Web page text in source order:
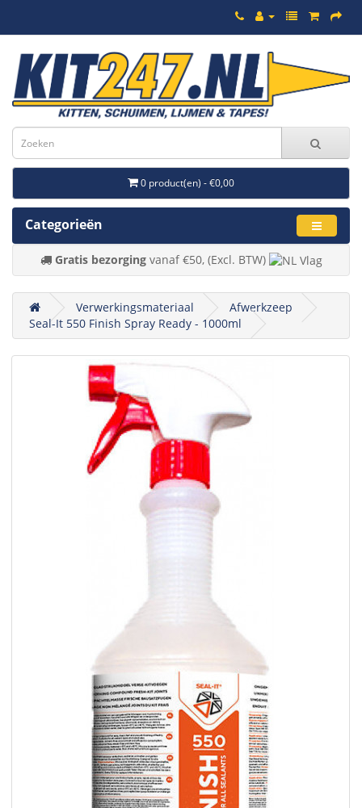
0 product(en) - €0,00
Categorieën
Gratis bezorgingvanaf €50, (Excl. BTW)
Verwerkingsmateriaal
Afwerkzeep
Seal-It 550 Finish Spray Ready - 1000ml